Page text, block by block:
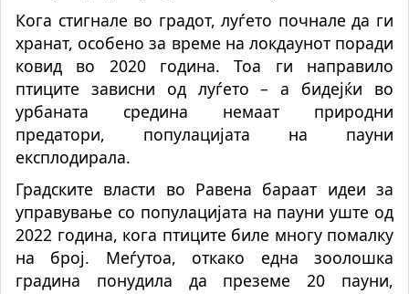
Кога стигнале во градот, луѓето почнале да ги
хранат, особено за време на локдаунот поради
ковид во 2020 година. Тоа ги направило
птиците зависни од луѓето – а бидејќи во
урбаната средина немаат природни
предатори, популацијата на пауни
експлодирала.
Градските власти во Равена бараат идеи за
управување со популацијата на пауни уште од
2022 година, кога птиците биле многу помалку
на број. Меѓутоа, откако една зоолошка
градина понудила да преземе 20 пауни,